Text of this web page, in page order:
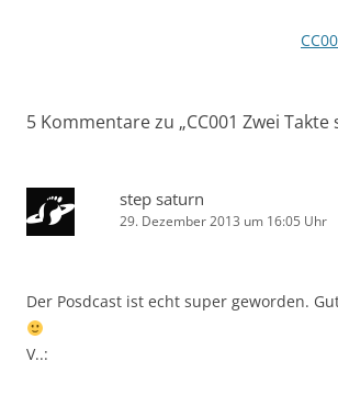
5 Kommentare zu „CC001 Zwei
step saturn
29. Dezember 2013 um 16:05 Uhr
Der Posdcast ist echt super geworden.
V..: